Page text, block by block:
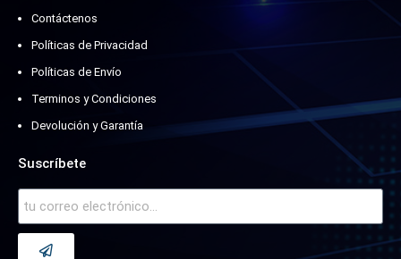
Contáctenos
Políticas de Privacidad
Políticas de Envío
Terminos y Condiciones
Devolución y Garantía
Suscríbete